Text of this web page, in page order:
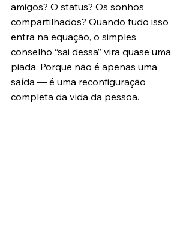
amigos? O status? Os sonhos
compartilhados? Quando tudo isso
entra na equação, o simples
conselho “sai dessa” vira quase uma
piada. Porque não é apenas uma
saída — é uma reconfiguração
completa da vida da pessoa.